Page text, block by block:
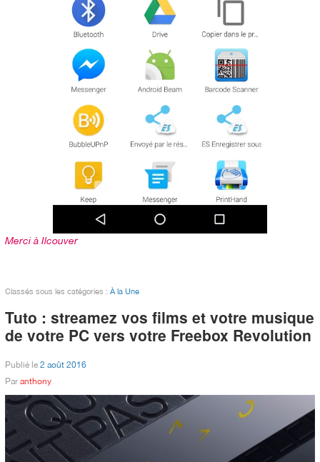
Merci à Ilcouver
Classés sous les catégories : À la Une
Tuto : streamez vos films et votre musique
de votre PC vers votre Freebox Revolution
Publié le 2 août 2016
Par anthony